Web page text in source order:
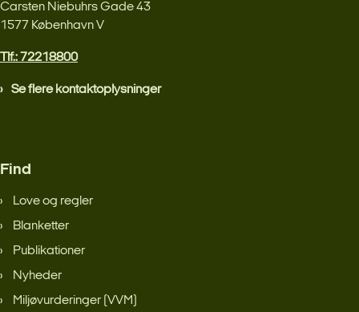
Carsten Niebuhrs Gade 43
1577 København V
Tlf.: 72218800
Se flere kontaktoplysninger
Find
Love og regler
Blanketter
Publikationer
Nyheder
Miljøvurderinger (VVM)